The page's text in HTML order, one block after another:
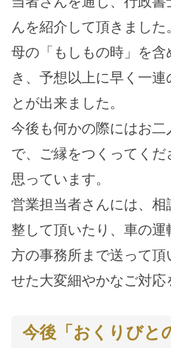
んを紹介して頂きました。
母の「もしもの時」を
き、予想以上に早く一連
とが出来ました。
今後も何かの際にはお
で、ご縁をつくってくだ
思っています。
営業担当者さんには、
整して頂いたり、車の
方の事務所まで送って
せた大変細やかなご対応
今後「おくりびと